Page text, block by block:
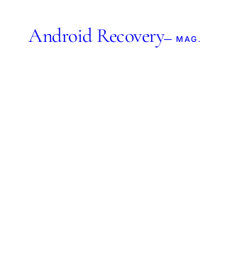
Android Recovery— MAG.